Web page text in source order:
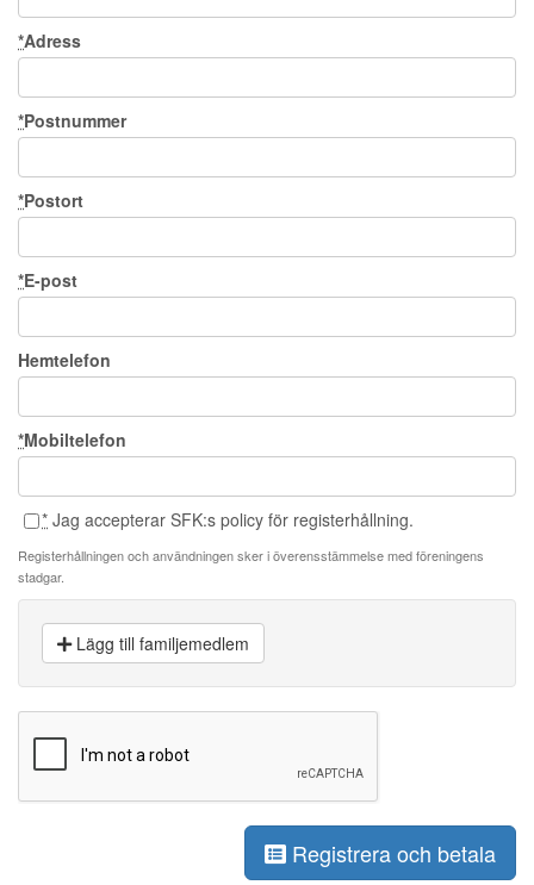
*Adress
*Postnummer
*Postort
*E-post
Hemtelefon
*Mobiltelefon
* Jag accepterar SFK:s policy för registerhållning.
Registerhållningen och användningen sker i överensstämmelse med föreningens
stadgar.
Lägg till familjemedlem
Registrera och betala